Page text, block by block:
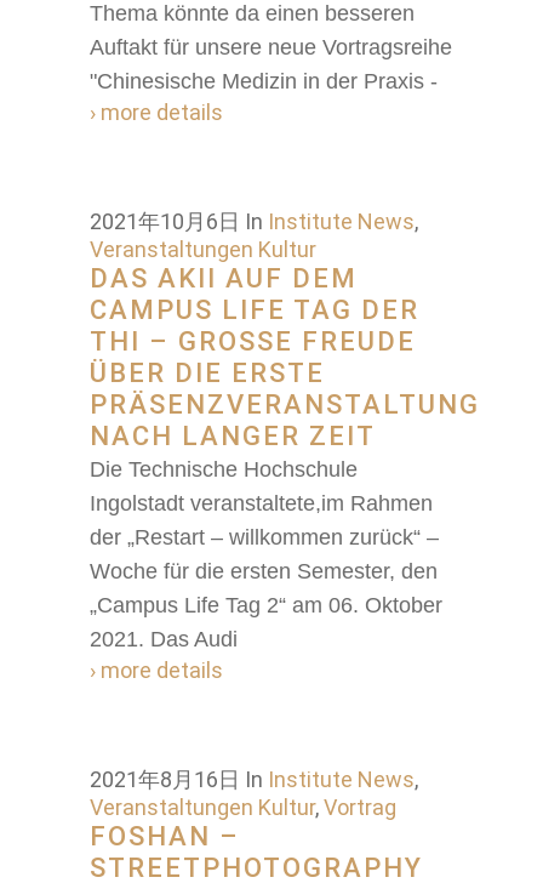
Thema könnte da einen besseren
Auftakt für unsere neue Vortragsreihe
"Chinesische Medizin in der Praxis -
› more details
2021年10月6日 In Institute News,
Veranstaltungen Kultur
DAS AKII AUF DEM
CAMPUS LIFE TAG DER
THI – GROSSE FREUDE Ü
BER DIE ERSTE P
RÄSENZVERANSTALTUNG N
ACH LANGER ZEIT
Die Technische Hochschule
Ingolstadt veranstaltete,im Rahmen
der „Restart – willkommen zurück“ –
Woche für die ersten Semester, den
„Campus Life Tag 2“ am 06. Oktober
2021. Das Audi
› more details
2021年8月16日 In Institute News,
Veranstaltungen Kultur,Vortrag
FOSHAN –
STREETPHOTOGRAPHY